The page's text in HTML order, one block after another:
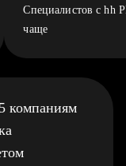
Специалистов с hh
чаще
компаниям